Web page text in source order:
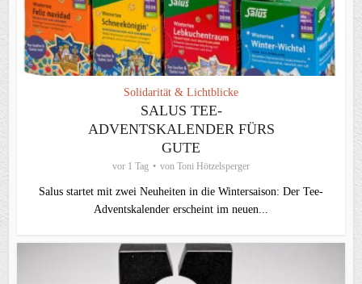
Solidarität & Lichtblicke
SALUS TEE-
ADVENTSKALENDER FÜRS
GUTE
vor 1 Tag von Toni Hötzelsperger
Salus startet mit zwei Neuheiten in die Wintersaison: Der Tee-
Adventskalender erscheint im neuen...